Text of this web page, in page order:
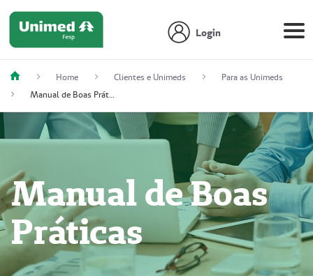
Login
Home Clientes e Unimeds
Para as Unimeds
Manual de Boas Práticas
Manual de Boas
Práticas